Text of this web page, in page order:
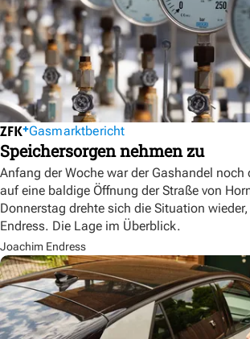
Gasmarktbericht
Speichersorgen nehmen zu
Anfang der Woche war der Gashandel noch
auf eine baldige Öffnung der Straße von
Donnerstag drehte sich die Situation
Endress. Die Lage im Überblick.
Joachim Endress